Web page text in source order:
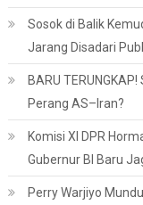
Sosok di Balik
Jarang Disadari
BARU
Perang AS–Iran?
Komisi XI DPR
Gubernur BI Baru
Perry Warjiyo